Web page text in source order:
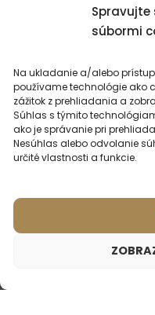
Spravujte
súbormi
Na ukladanie a/alebo
používame technológie ako
zážitok z prehliadania a
Súhlas s týmito
ako je správanie pri
Nesúhlas alebo odvolanie
určité vlastnosti a funkcie.
NAČÍTAŤ
MOHLO